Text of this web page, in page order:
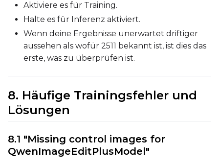
Aktiviere es für Training.
Halte es für Inferenz aktiviert.
Wenn deine Ergebnisse unerwartet driftiger
aussehen als wofür 2511 bekannt ist, ist dies das
erste, was zu überprüfen ist.
8. Häufige Trainingsfehler und
Lösungen
8.1 "Missing control images for
QwenImageEditPlusModel"